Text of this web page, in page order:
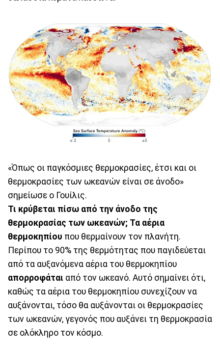
«Όπως οι παγκόσμιες θερμοκρασίες, έτσι και οι
θερμοκρασίες των ωκεανών είναι σε άνοδο»
σημείωσε ο Γουίλις.
Τι κρύβεται πίσω από την άνοδο της
θερμοκρασίας των ωκεανών; Τα αέρια
θερμοκηπίου που θερμαίνουν τον πλανήτη.
Περίπου το 90% της θερμότητας που παγιδεύεται
από τα αυξανόμενα αέρια του θερμοκηπίου
απορροφάται από τον ωκεανό. Αυτό σημαίνει ότι,
καθώς τα αέρια του θερμοκηπίου συνεχίζουν να
αυξάνονται, τόσο θα αυξάνονται οι θερμοκρασίες
των ωκεανών, γεγονός που αυξάνει τη θερμοκρασία
σε ολόκληρο τον κόσμο.